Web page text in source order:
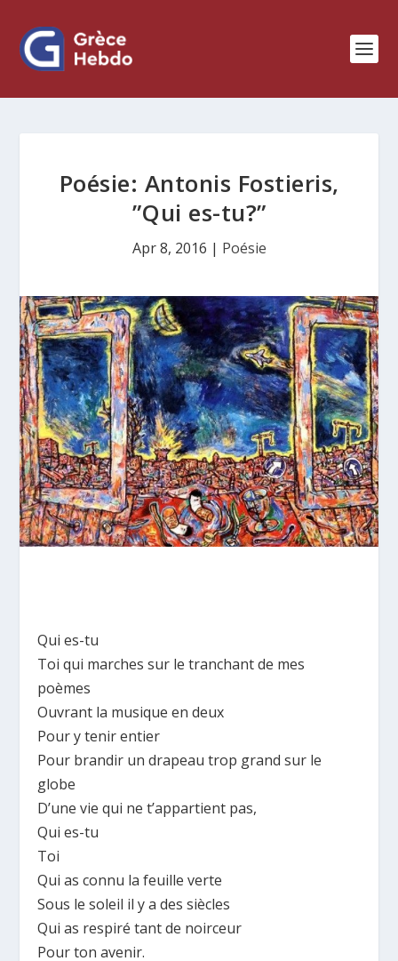
Poésie: Antonis Fostieris,
”Qui es-tu?”
Apr 8, 2016 | Poésie
Qui es-tu
Toi qui marches sur le tranchant de mes
poèmes
Ouvrant la musique en deux
Pour y tenir entier
Pour brandir un drapeau trop grand sur le
globe
D’une vie qui ne t’appartient pas,
Qui es-tu
Toi
Qui as connu la feuille verte
Sous le soleil il y a des siècles
Qui as respiré tant de noirceur
Pour ton avenir.